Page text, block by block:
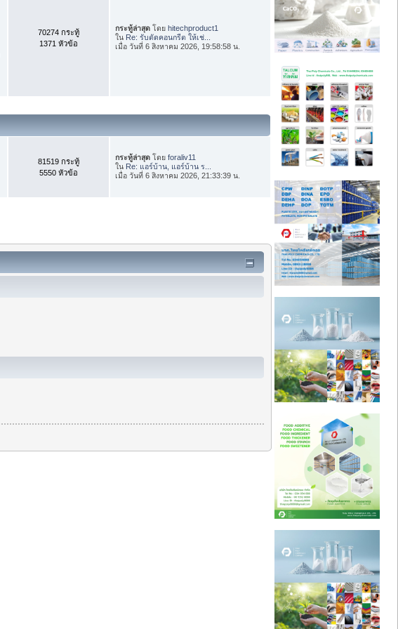
70274 กระทู้
1371 หัวข้อ
กระทู้ล่าสุด โดยhitechproduct1
ใน Re: รับตัดคอนกรีต ให้เช่...
เมื่อ วันที่ 6 สิงหาคม 2026, 19:58:58 น.
81519 กระทู้
5550 หัวข้อ
กระทู้ล่าสุด โดยforaliv11
ใน Re: แอร์บ้าน, แอร์บ้าน ร...
เมื่อ วันที่ 6 สิงหาคม 2026, 21:33:39 น.